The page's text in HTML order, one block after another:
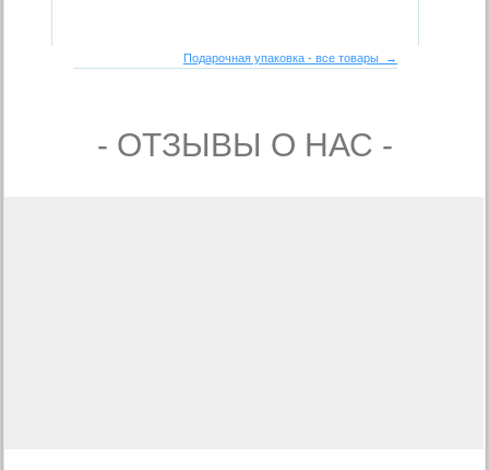
Подарочная упаковка - все товары →
- ОТЗЫВЫ О НАС -